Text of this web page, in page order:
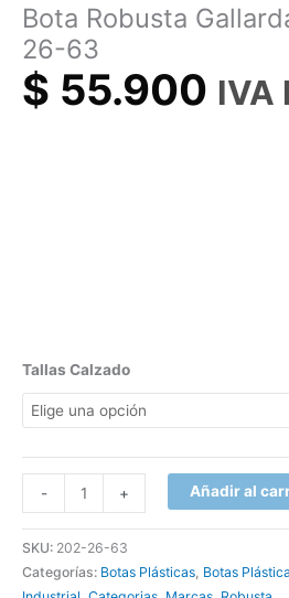
Bota Robusta
26-63
$ 55.900 IVA
Tallas Calzado
- + Añadir al
SKU: 202-26-63
Categorías: Botas Plásticas Botas